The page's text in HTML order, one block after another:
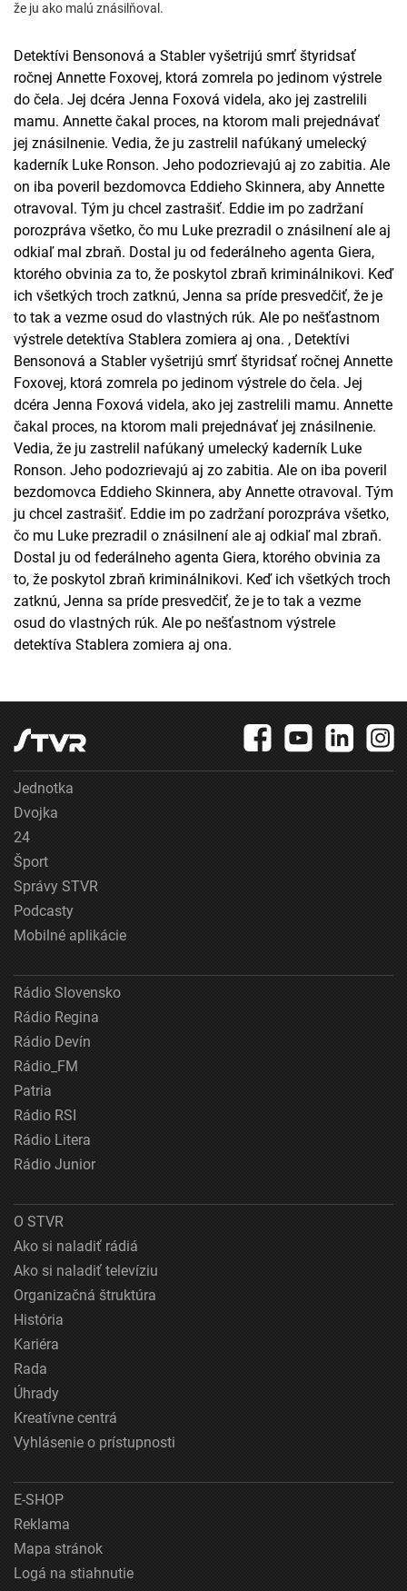
že ju ako malú znásilňoval.
Detektívi Bensonová a Stabler vyšetrijú smrť štyridsať
ročnej Annette Foxovej, ktorá zomrela po jedinom výstrele
do čela. Jej dcéra Jenna Foxová videla, ako jej zastrelili
mamu. Annette čakal proces, na ktorom mali prejednávať
jej znásilnenie. Vedia, že ju zastrelil nafúkaný umelecký
kaderník Luke Ronson. Jeho podozrievajú aj zo zabitia. Ale
on iba poveril bezdomovca Eddieho Skinnera, aby Annette
otravoval. Tým ju chcel zastrašiť. Eddie im po zadržaní
porozpráva všetko, čo mu Luke prezradil o znásilnení ale aj
odkiaľ mal zbraň. Dostal ju od federálneho agenta Giera,
ktorého obvinia za to, že poskytol zbraň kriminálnikovi. Keď
ich všetkých troch zatknú, Jenna sa príde presvedčiť, že je
to tak a vezme osud do vlastných rúk. Ale po nešťastnom
výstrele detektíva Stablera zomiera aj ona. , Detektívi
Bensonová a Stabler vyšetrijú smrť štyridsať ročnej Annette
Foxovej, ktorá zomrela po jedinom výstrele do čela. Jej
dcéra Jenna Foxová videla, ako jej zastrelili mamu. Annette
čakal proces, na ktorom mali prejednávať jej znásilnenie.
Vedia, že ju zastrelil nafúkaný umelecký kaderník Luke
Ronson. Jeho podozrievajú aj zo zabitia. Ale on iba poveril
bezdomovca Eddieho Skinnera, aby Annette otravoval. Tým
ju chcel zastrašiť. Eddie im po zadržaní porozpráva všetko,
čo mu Luke prezradil o znásilnení ale aj odkiaľ mal zbraň.
Dostal ju od federálneho agenta Giera, ktorého obvinia za
to, že poskytol zbraň kriminálnikovi. Keď ich všetkých troch
zatknú, Jenna sa príde presvedčiť, že je to tak a vezme
osud do vlastných rúk. Ale po nešťastnom výstrele
detektíva Stablera zomiera aj ona.
Jednotka
Dvojka
24
Šport
Správy STVR
Podcasty
Mobilné aplikácie
Rádio Slovensko
Rádio Regina
Rádio Devín
Rádio_FM
Patria
Rádio RSI
Rádio Litera
Rádio Junior
O STVR
Ako si naladiť rádiá
Ako si naladiť televíziu
Organizačná štruktúra
História
Kariéra
Rada
Úhrady
Kreatívne centrá
Vyhlásenie o prístupnosti
E-SHOP
Reklama
Mapa stránok
Logá na stiahnutie